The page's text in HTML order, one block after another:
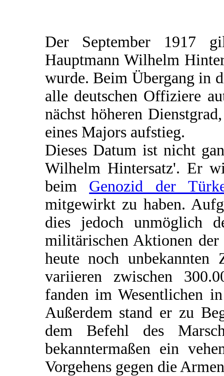
Der September 1917
Hauptmann Wilhelm
wurde. Beim Übergang in
alle deutschen Offiziere
nächst höheren
eines Majors aufstieg.
Dieses Datum ist nicht
Wilhelm Hintersatz'. Er
beim Genozid der
mitgewirkt zu haben.
dies jedoch unmöglich
militärischen Aktionen
heute noch unbekannten
variieren zwischen
fanden im Wesentlichen
Außerdem stand er zu
dem Befehl des
bekanntermaßen ein
Vorgehens gegen die